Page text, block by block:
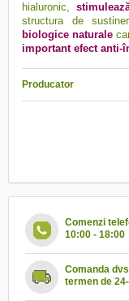
hialuronic,
structura de
biologice naturale
important efect anti-
Producator
Comenzi
10:00 - 18:00
Comanda
termen de